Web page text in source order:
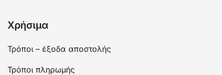
Χρήσιμα
Τρόποι – έξοδα αποστολής
Τρόποι πληρωμής